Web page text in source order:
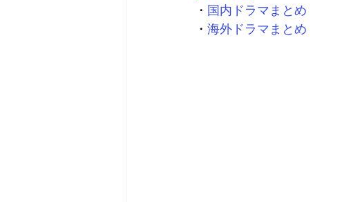
・ 国内ドラマまとめ
・ 海外ドラマまとめ